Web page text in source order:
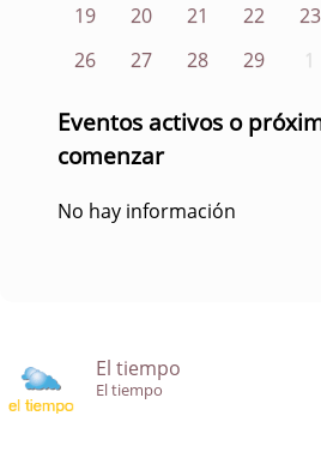
19
20 21 22 23
26
27 28 29 1
Eventos activos o
comenzar
No hay información
El tiempo
El tiempo